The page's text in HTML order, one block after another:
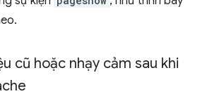
cũ hoặc nhạy cảm sau khi